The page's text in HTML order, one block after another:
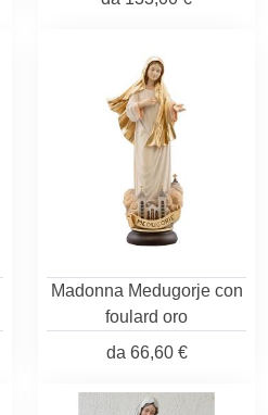
Madonna Medugorje con
foulard oro
da 66,60 €